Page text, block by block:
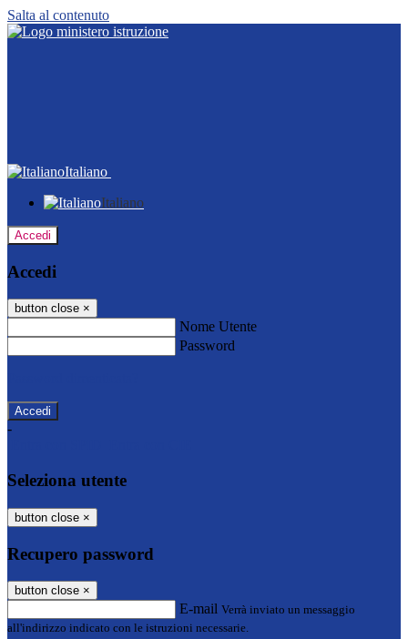
Salta al contenuto
Italiano
Italiano
Accedi
Accedi
button close ×
Nome Utente
Password
-
Seleziona utente
button close ×
Recupero password
button close ×
E-mail Verrà inviato un messaggio
all'indirizzo indicato con le istruzioni necessarie.